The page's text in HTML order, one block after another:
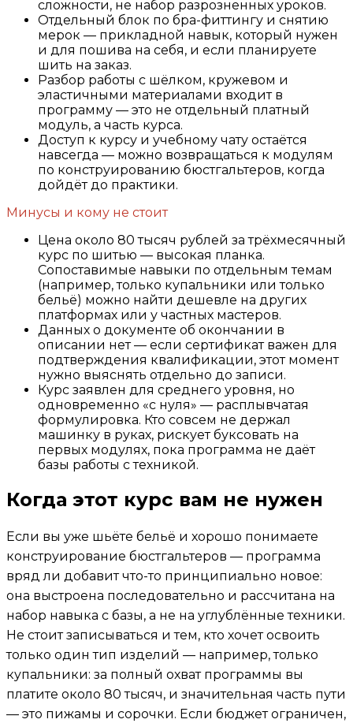
сложности, не набор разрозненных уроков.
Отдельный блок по бра-фиттингу и снятию
мерок — прикладной навык, который нужен
и для пошива на себя, и если планируете
шить на заказ.
Разбор работы с шёлком, кружевом и
эластичными материалами входит в
программу — это не отдельный платный
модуль, а часть курса.
Доступ к курсу и учебному чату остаётся
навсегда — можно возвращаться к модулям
по конструированию бюстгальтеров, когда
дойдёт до практики.
Минусы и кому не стоит
Цена около 80 тысяч рублей за трёхмесячный
курс по шитью — высокая планка.
Сопоставимые навыки по отдельным темам
(например, только купальники или только
бельё) можно найти дешевле на других
платформах или у частных мастеров.
Данных о документе об окончании в
описании нет — если сертификат важен для
подтверждения квалификации, этот момент
нужно выяснять отдельно до записи.
Курс заявлен для среднего уровня, но
одновременно «с нуля» — расплывчатая
формулировка. Кто совсем не держал
машинку в руках, рискует буксовать на
первых модулях, пока программа не даёт
базы работы с техникой.
Когда этот курс вам не нужен
Если вы уже шьёте бельё и хорошо понимаете
конструирование бюстгальтеров — программа
вряд ли добавит что-то принципиально новое:
она выстроена последовательно и рассчитана на
набор навыка с базы, а не на углублённые техники.
Не стоит записываться и тем, кто хочет освоить
только один тип изделий — например, только
купальники: за полный охват программы вы
платите около 80 тысяч, и значительная часть пути
— это пижамы и сорочки. Если бюджет ограничен,